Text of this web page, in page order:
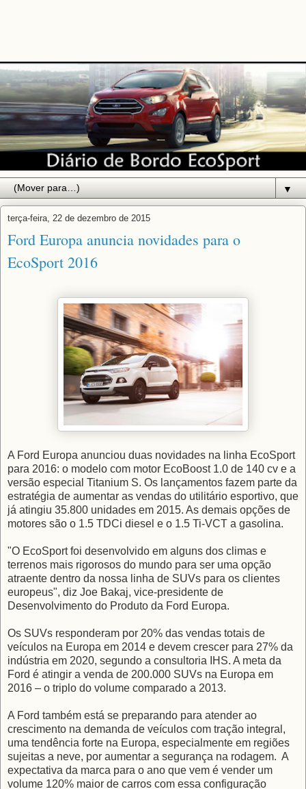
▼
terça-feira, 22 de dezembro de 2015
Ford Europa anuncia novidades para o
EcoSport 2016
A Ford Europa anunciou duas novidades na linha EcoSport
para 2016: o modelo com motor EcoBoost 1.0 de 140 cv e a
versão especial Titanium S. Os lançamentos fazem parte da
estratégia de aumentar as vendas do utilitário esportivo, que
já atingiu 35.800 unidades em 2015. As demais opções de
motores são o 1.5 TDCi diesel e o 1.5 Ti-VCT a gasolina.
"O EcoSport foi desenvolvido em alguns dos climas e
terrenos mais rigorosos do mundo para ser uma opção
atraente dentro da nossa linha de SUVs para os clientes
europeus", diz Joe Bakaj, vice-presidente de
Desenvolvimento do Produto da Ford Europa.
Os SUVs responderam por 20% das vendas totais de
veículos na Europa em 2014 e devem crescer para 27% da
indústria em 2020, segundo a consultoria IHS. A meta da
Ford é atingir a venda de 200.000 SUVs na Europa em
2016 – o triplo do volume comparado a 2013.
A Ford também está se preparando para atender ao
crescimento na demanda de veículos com tração integral,
uma tendência forte na Europa, especialmente em regiões
sujeitas a neve, por aumentar a segurança na rodagem. A
expectativa da marca para o ano que vem é vender um
volume 120% maior de carros com essa configuração